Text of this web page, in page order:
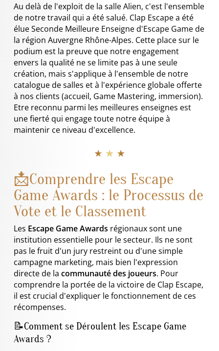
Au delà de l'exploit de la salle Alien, c'est l'ensemble
de notre travail qui a été salué. Clap Escape a été
élue Seconde Meilleure Enseigne d'Escape Game de
la région Auvergne Rhône-Alpes. Cette place sur le
podium est la preuve que notre engagement
envers la qualité ne se limite pas à une seule
création, mais s'applique à l'ensemble de notre
catalogue de salles et à l'expérience globale offerte
à nos clients (accueil, Game Mastering, immersion).
Etre reconnu parmi les meilleures enseignes est
une fierté qui engage toute notre équipe à
maintenir ce niveau d'excellence.
★ ★ ★
📩Comprendre les Escape
Game Awards : le Processus de
Vote et le Classement
Les Escape Game Awards régionaux sont une
institution essentielle pour le secteur. Ils ne sont
pas le fruit d'un jury restreint ou d'une simple
campagne marketing, mais bien l'expression
directe de la communauté des joueurs. Pour
comprendre la portée de la victoire de Clap Escape,
il est crucial d'expliquer le fonctionnement de ces
récompenses.
📝Comment se Déroulent les Escape Game
Awards ?